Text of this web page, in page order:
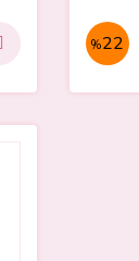
%22